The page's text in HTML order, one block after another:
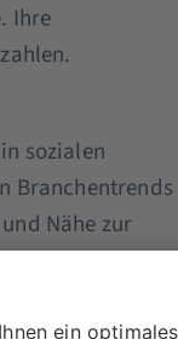
Ihre
sozialen
Branchentrends
Nähe zur